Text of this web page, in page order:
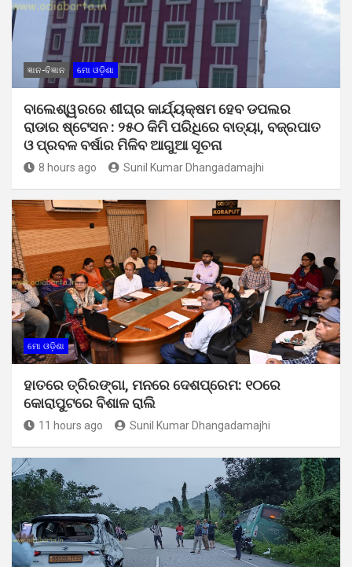
ଜ୍ଞାନ-ବିଜ୍ଞାନ ମୋ ଓଡ଼ିଶା
ବାଲେଶ୍ୱରରେ ଶୀଘ୍ର କାର୍ଯ୍ୟକ୍ଷମ ହେବ ଡପଲର
ରାଡାର ଷ୍ଟେସନ : ୨୫୦ କିମି ପରିଧିରେ ବାତ୍ୟା, ବଜ୍ରପାତ
ଓ ପ୍ରବଳ ବର୍ଷାର ମିଳିବ ଆଗୁଆ ସୂଚନା
8 hours ago Sunil Kumar Dhangadamajhi
ମୋ ଓଡ଼ିଶା
ହାତରେ ତ୍ରିରଙ୍ଗା, ମନରେ ଦେଶପ୍ରେମ: ୧୦ରେ
କୋରାପୁଟରେ ବିଶାଳ ରାଲି
11 hours ago Sunil Kumar Dhangadamajhi